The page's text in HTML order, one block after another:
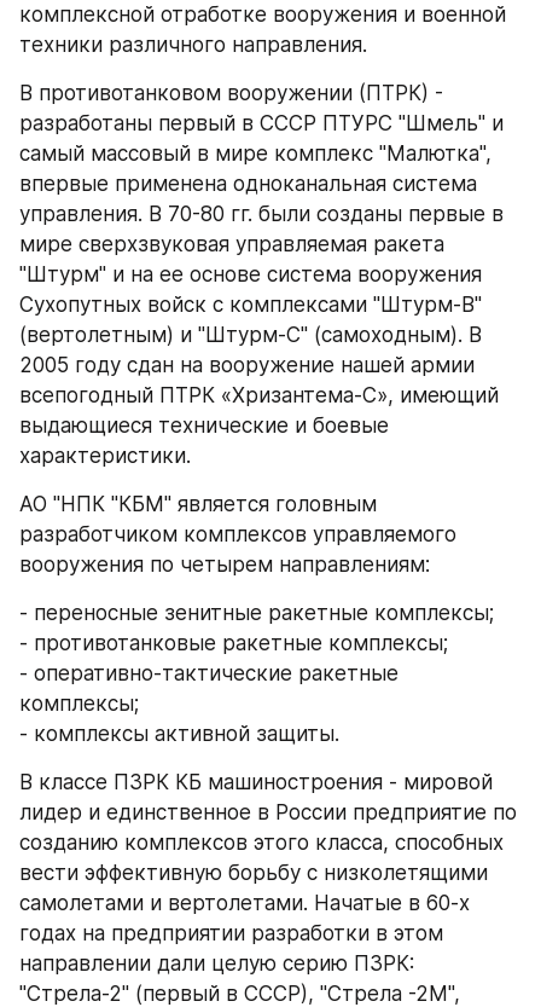
комплексной отработке вооружения и военной
техники различного направления.
В противотанковом вооружении (ПТРК) -
разработаны первый в СССР ПТУРС "Шмель" и
самый массовый в мире комплекс "Малютка",
впервые применена одноканальная система
управления. В 70-80 гг. были созданы первые в
мире сверхзвуковая управляемая ракета
"Штурм" и на ее основе система вооружения
Сухопутных войск с комплексами "Штурм-В"
(вертолетным) и "Штурм-С" (самоходным). В
2005 году сдан на вооружение нашей армии
всепогодный ПТРК «Хризантема-С», имеющий
выдающиеся технические и боевые
характеристики.
АО "НПК "КБМ" является головным
разработчиком комплексов управляемого
вооружения по четырем направлениям:
- переносные зенитные ракетные комплексы;
- противотанковые ракетные комплексы;
- оперативно-тактические ракетные
комплексы;
- комплексы активной защиты.
В классе ПЗРК КБ машиностроения - мировой
лидер и единственное в России предприятие по
созданию комплексов этого класса, способных
вести эффективную борьбу с низколетящими
самолетами и вертолетами. Начатые в 60-х
годах на предприятии разработки в этом
направлении дали целую серию ПЗРК:
"Стрела-2" (первый в СССР), "Стрела -2М",